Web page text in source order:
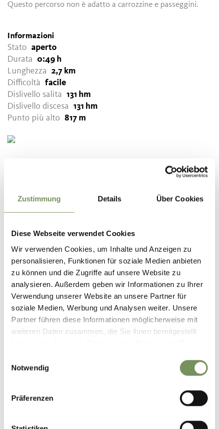
Zustimmung Details Über Cookies
Diese Webseite verwendet Cookies
Wir verwenden Cookies, um Inhalte und Anzeigen zu
personalisieren, Funktionen für soziale Medien anbieten
zu können und die Zugriffe auf unsere Website zu
analysieren. Außerdem geben wir Informationen zu Ihrer
Verwendung unserer Website an unsere Partner für
soziale Medien, Werbung und Analysen weiter. Unsere
Partner führen diese Informationen möglicherweise mit
weiteren Daten zusammen, die Sie ihnen bereitgestellt
Notwendig
Präferenzen
Questo percorso non è adatto a carrozzine e passeggini.
Informazioni
Stato aperto
Durata 0:49 h
Lunghezza 2,7 km
Difficoltà facile
Dislivello salita 131 hm
Dislivello discesa 131 hm
Punto più alto 817 m
Umgebung
Andreas Hoferstr. 9/1
info@lanaregion.it
IL CONTENUTO VI È STATO UTILE? SÌ